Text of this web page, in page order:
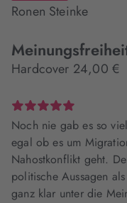
Ronen Steinke
Hardcover 24,00 €
Noch nie gab es so
egal ob es um
Nahostkonflikt geht.
politische Aussagen
ganz klar unter die